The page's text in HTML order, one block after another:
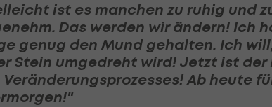
ist es manchen zu ruhig und
Das werden wir ändern! Ich
genug den Mund gehalten. Ich
Stein umgedreht wird! Jetzt ist der
Veränderungsprozesses! Ab heute